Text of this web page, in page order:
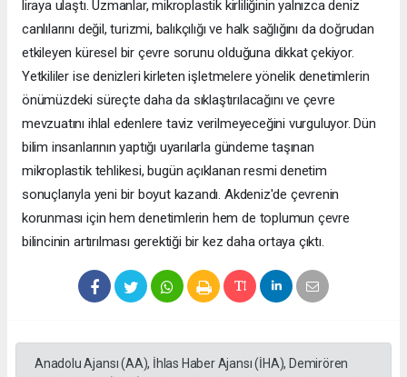
liraya ulaştı. Uzmanlar, mikroplastik kirliliğinin yalnızca deniz
canlılarını değil, turizmi, balıkçılığı ve halk sağlığını da doğrudan
etkileyen küresel bir çevre sorunu olduğuna dikkat çekiyor.
Yetkililer ise denizleri kirleten işletmelere yönelik denetimlerin
önümüzdeki süreçte daha da sıklaştırılacağını ve çevre
mevzuatını ihlal edenlere taviz verilmeyeceğini vurguluyor. Dün
bilim insanlarının yaptığı uyarılarla gündeme taşınan
mikroplastik tehlikesi, bugün açıklanan resmi denetim
sonuçlarıyla yeni bir boyut kazandı. Akdeniz'de çevrenin
korunması için hem denetimlerin hem de toplumun çevre
bilincinin artırılması gerektiği bir kez daha ortaya çıktı.
Anadolu Ajansı (AA), İhlas Haber Ajansı (İHA), Demirören